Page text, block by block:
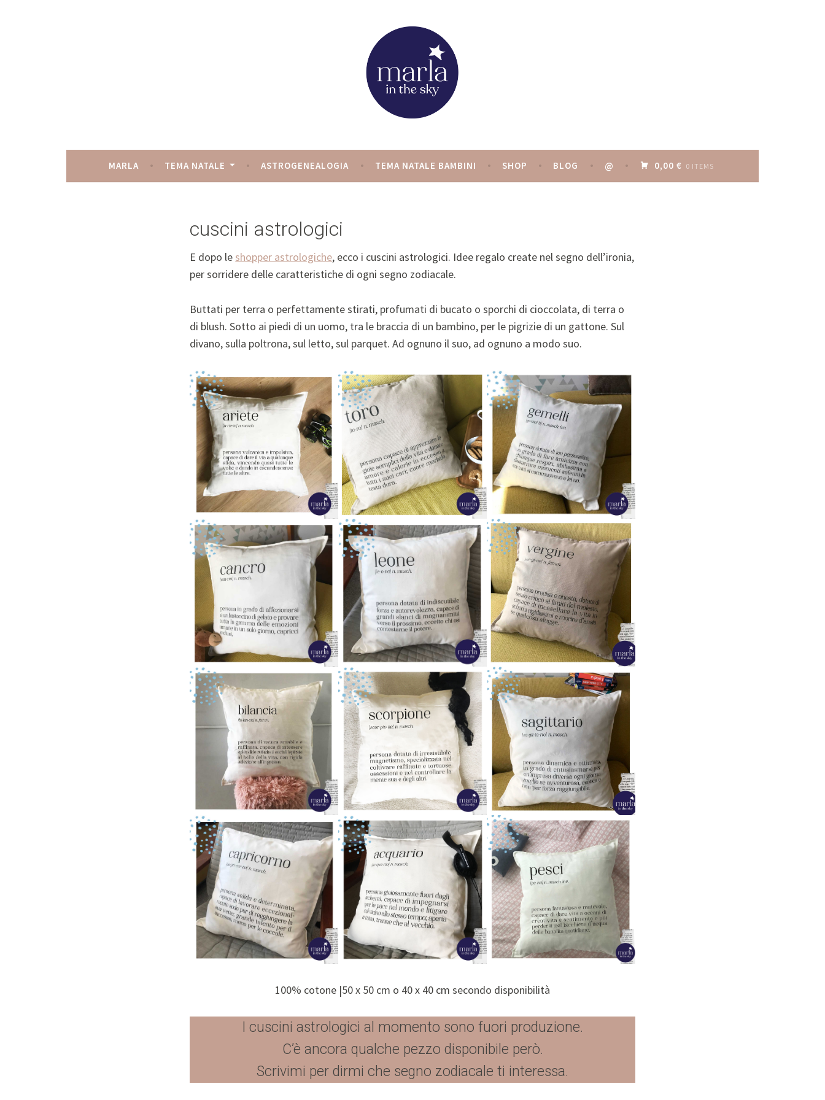
marla in the sky
MARLA TEMA NATALE ASTROGENEALOGIA TEMA NATALE BAMBINI SHOP BLOG @ 0,00 € 0 ITEMS
cuscini astrologici
E dopo leshopper astrologiche, ecco i cuscini astrologici. Idee regalo create nel segno dell’ironia,
per sorridere delle caratteristiche di ogni segno zodiacale.
Buttati per terra o perfettamente stirati, profumati di bucato o sporchi di cioccolata, di terra o
di blush. Sotto ai piedi di un uomo, tra le braccia di un bambino, per le pigrizie di un gattone. Sul
divano, sulla poltrona, sul letto, sul parquet. Ad ognuno il suo, ad ognuno a modo suo.
100% cotone |50 x 50 cm o 40 x 40 cm secondo disponibilità
I cuscini astrologici al momento sono fuori produzione.
C’è ancora qualche pezzo disponibile però.
Scrivimi per dirmi che segno zodiacale ti interessa.